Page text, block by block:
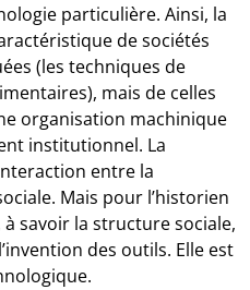
particulière. Ainsi, la
de sociétés
(les techniques de
mais de celles
organisation machinique
institutionnel. La
entre la
Mais pour l’historien
savoir la structure sociale,
des outils. Elle est